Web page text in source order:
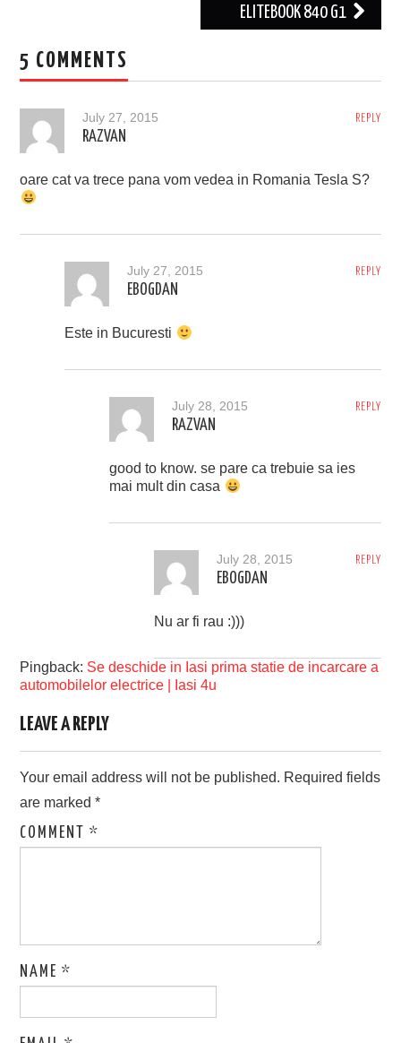
ELITEBOOK 840 G1
5 COMMENTS
REPLY
July 27, 2015
RAZVAN
oare cat va trece pana vom vedea in Romania Tesla S?
REPLY
July 27, 2015
EBOGDAN
Este in Bucuresti
REPLY
July 28, 2015
RAZVAN
good to know. se pare ca trebuie sa ies
mai mult din casa
REPLY
July 28, 2015
EBOGDAN
Nu ar fi rau :)))
Pingback: Se deschide in Iasi prima statie de incarcare a
automobilelor electrice | Iasi 4u
LEAVE A REPLY
Your email address will not be published. Required fields
are marked*
COMMENT*
NAME*